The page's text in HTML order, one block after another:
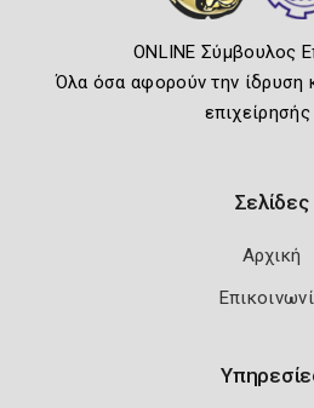
ONLINE Σύμβουλος
Όλα όσα αφορούν την ίδρυση
Σελίδες
Αρχική